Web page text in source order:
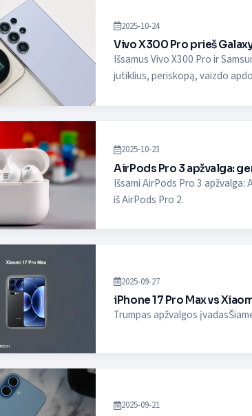
2025-10-24
Vivo X300 Pro prieš
Išsamus Vivo X300 Pro ir
jutiklius, periskopą, vaizdo
2025-10-23
AirPods Pro 3 apžvalga:
Išsami AirPods Pro 3
iš AirPods Pro 2.
2025-09-27
iPhone 17 Pro Max vs
Trumpas apžvalgos
2025-09-21